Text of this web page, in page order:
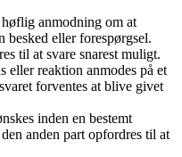
anmodning om at
besked eller forespørgsel.
til at svare snarest muligt.
eller reaktion anmodes på et
forventes at blive givet
inden en bestemt
anden part opfordres til at